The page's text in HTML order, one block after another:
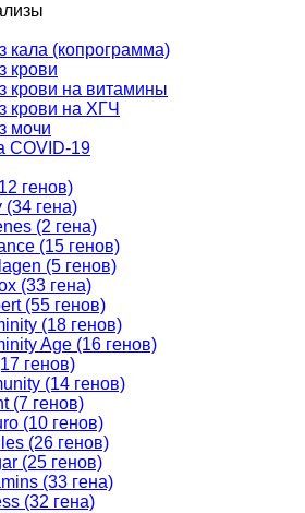
кала (копрограмма)
крови
крови на витамины
крови на ХГЧ
мочи
COVID-19
генов)
(34 гена)
(2 гена)
(15 генов)
(5 генов)
(33 гена)
(55 генов)
(18 генов)
Age (16 генов)
генов)
(14 генов)
(7 генов)
(10 генов)
(26 генов)
(25 генов)
(33 гена)
(32 гена)